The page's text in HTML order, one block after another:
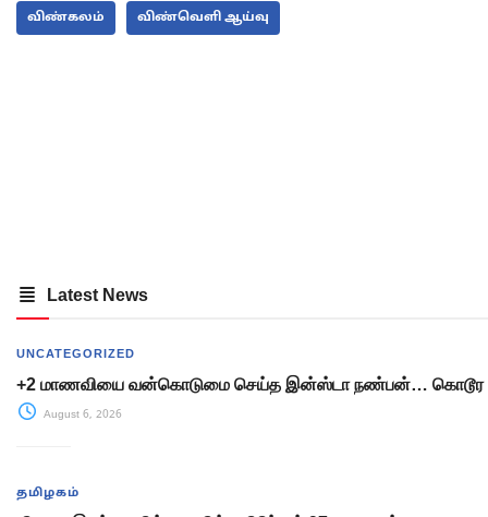
விண்கலம் விண்வெளி ஆய்வு
Latest News
UNCATEGORIZED
+2 மாணவியை வன்கொடுமை செய்த இன்ஸ்டா நண்பன்… கொடூர
August 6, 2026
தமிழகம்